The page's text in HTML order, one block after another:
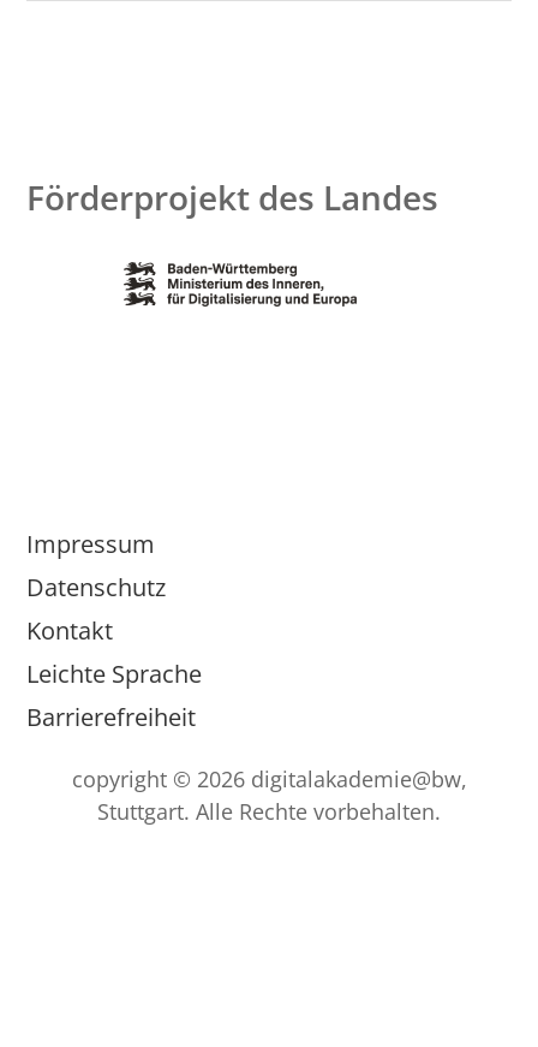
Förderprojekt des Landes
Impressum
Datenschutz
Kontakt
Leichte Sprache
Barrierefreiheit
copyright © 2026 digitalakademie@bw,
Stuttgart. Alle Rechte vorbehalten.